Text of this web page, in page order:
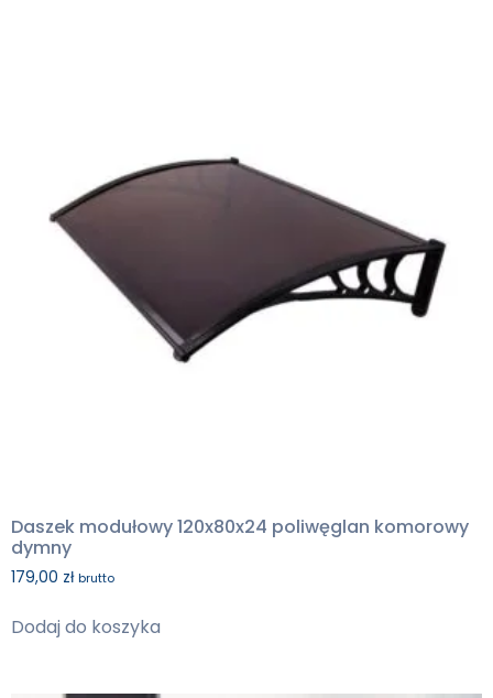
Daszek modułowy 120x80x24 poliwęglan komorowy
dymny
179,00 zł brutto
Dodaj do koszyka